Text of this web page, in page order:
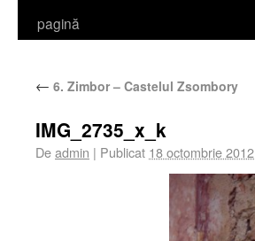
pagină
← 6. Zimbor – Castelul Zsombory
IMG_2735_x_k
Deadmin | Publicat 18 octombrie 2012